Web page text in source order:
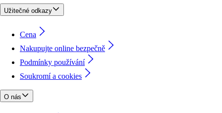
Užitečné odkazy
Cena
Nakupujte online bezpečně
Podmínky používání
Soukromí a cookies
O nás